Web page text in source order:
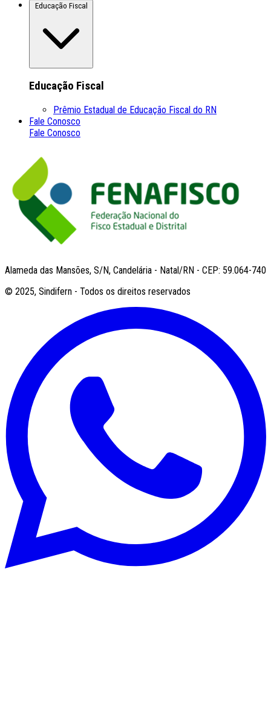
Educação Fiscal
Educação Fiscal
Prêmio Estadual de Educação Fiscal do RN
Fale Conosco
Fale Conosco
Alameda das Mansões, S/N, Candelária - Natal/RN - CEP: 59.064-740
© 2025, Sindifern - Todos os direitos reservados